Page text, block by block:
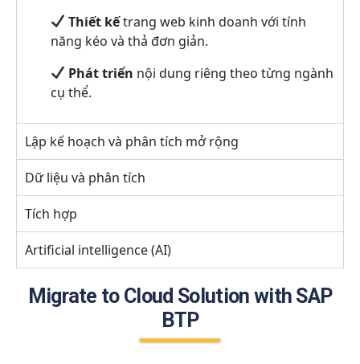
Thiết kếtrang web kinh doanh với tính
năng kéo và thả đơn giản.
Phát triển nội dung riêng theo từng ngành
cụ thể.
Lập kế hoạch và phân tích mở rộng
Dữ liệu và phân tích
Tích hợp
Artificial intelligence (AI)
Migrate to Cloud Solution with SAP
BTP